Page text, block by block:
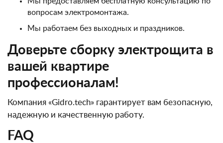
вопросам электромонтажа.
Мы работаем без выходных и праздников.
Доверьте сборку электрощита в
вашей квартире
профессионалам!
Компания «Gidro.tech» гарантирует вам безопасную,
надежную и качественную работу.
FAQ